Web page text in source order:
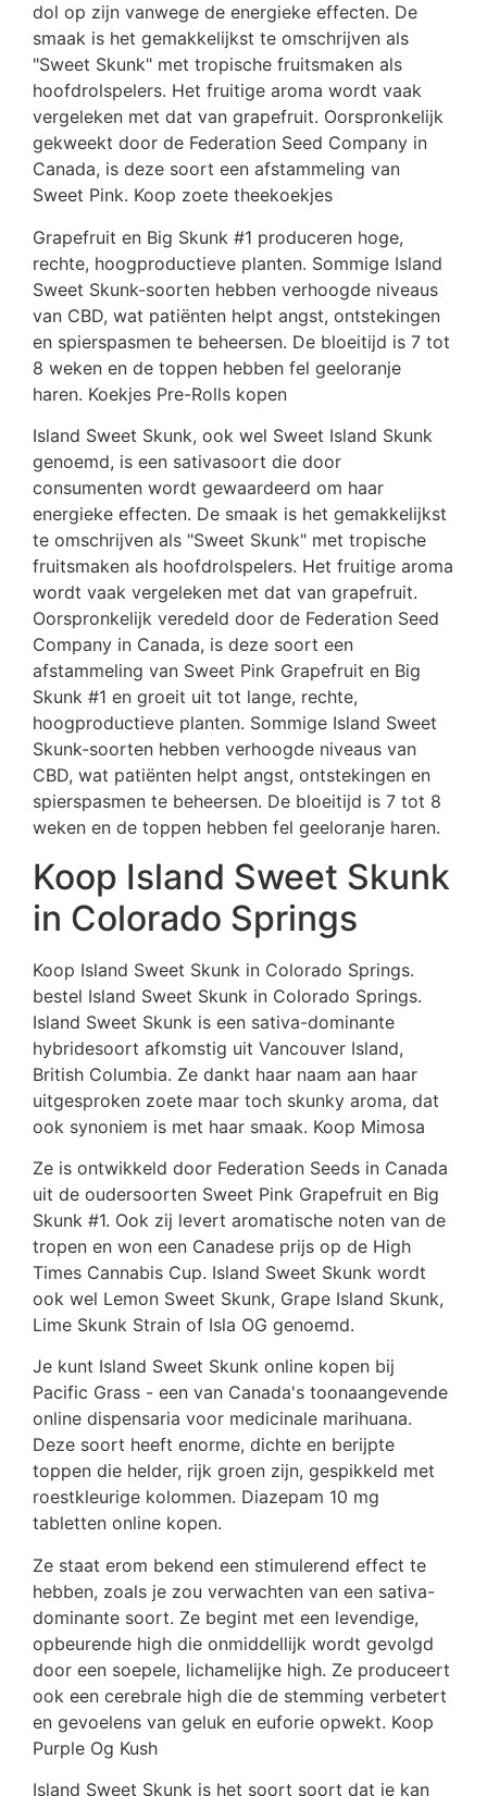
dol op zijn vanwege de energieke effecten. De
smaak is het gemakkelijkst te omschrijven als
"Sweet Skunk" met tropische fruitsmaken als
hoofdrolspelers. Het fruitige aroma wordt vaak
vergeleken met dat van grapefruit. Oorspronkelijk
gekweekt door de Federation Seed Company in
Canada, is deze soort een afstammeling van
Sweet Pink. Koop zoete theekoekjes
Grapefruit en Big Skunk #1 produceren hoge,
rechte, hoogproductieve planten. Sommige Island
Sweet Skunk-soorten hebben verhoogde niveaus
van CBD, wat patiënten helpt angst, ontstekingen
en spierspasmen te beheersen. De bloeitijd is 7 tot
8 weken en de toppen hebben fel geeloranje
haren. Koekjes Pre-Rolls kopen
Island Sweet Skunk, ook wel Sweet Island Skunk
genoemd, is een sativasoort die door
consumenten wordt gewaardeerd om haar
energieke effecten. De smaak is het gemakkelijkst
te omschrijven als "Sweet Skunk" met tropische
fruitsmaken als hoofdrolspelers. Het fruitige aroma
wordt vaak vergeleken met dat van grapefruit.
Oorspronkelijk veredeld door de Federation Seed
Company in Canada, is deze soort een
afstammeling van Sweet Pink Grapefruit en Big
Skunk #1 en groeit uit tot lange, rechte,
hoogproductieve planten. Sommige Island Sweet
Skunk-soorten hebben verhoogde niveaus van
CBD, wat patiënten helpt angst, ontstekingen en
spierspasmen te beheersen. De bloeitijd is 7 tot 8
weken en de toppen hebben fel geeloranje haren.
Koop Island Sweet Skunk
in Colorado Springs
Koop Island Sweet Skunk in Colorado Springs.
bestel Island Sweet Skunk in Colorado Springs.
Island Sweet Skunk is een sativa-dominante
hybridesoort afkomstig uit Vancouver Island,
British Columbia. Ze dankt haar naam aan haar
uitgesproken zoete maar toch skunky aroma, dat
ook synoniem is met haar smaak. Koop Mimosa
Ze is ontwikkeld door Federation Seeds in Canada
uit de oudersoorten Sweet Pink Grapefruit en Big
Skunk #1. Ook zij levert aromatische noten van de
tropen en won een Canadese prijs op de High
Times Cannabis Cup. Island Sweet Skunk wordt
ook wel Lemon Sweet Skunk, Grape Island Skunk,
Lime Skunk Strain of Isla OG genoemd.
Je kunt Island Sweet Skunk online kopen bij
Pacific Grass - een van Canada's toonaangevende
online dispensaria voor medicinale marihuana.
Deze soort heeft enorme, dichte en berijpte
toppen die helder, rijk groen zijn, gespikkeld met
roestkleurige kolommen. Diazepam 10 mg
tabletten online kopen.
Ze staat erom bekend een stimulerend effect te
hebben, zoals je zou verwachten van een sativa-
dominante soort. Ze begint met een levendige,
opbeurende high die onmiddellijk wordt gevolgd
door een soepele, lichamelijke high. Ze produceert
ook een cerebrale high die de stemming verbetert
en gevoelens van geluk en euforie opwekt. Koop
Purple Og Kush
Island Sweet Skunk is het soort soort dat je kan